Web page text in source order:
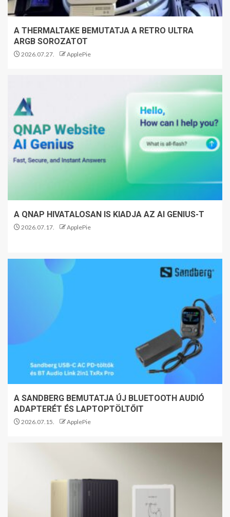
A THERMALTAKE BEMUTATJA A RETRO ULTRA
ARGB SOROZATOT
2026.07.27. ApplePie
A QNAP HIVATALOSAN IS KIADJA AZ AI GENIUS-T
2026.07.17. ApplePie
A SANDBERG BEMUTATJA ÚJ BLUETOOTH AUDIÓ
ADAPTERÉT ÉS LAPTOPTÖLTŐIT
2026.07.15. ApplePie